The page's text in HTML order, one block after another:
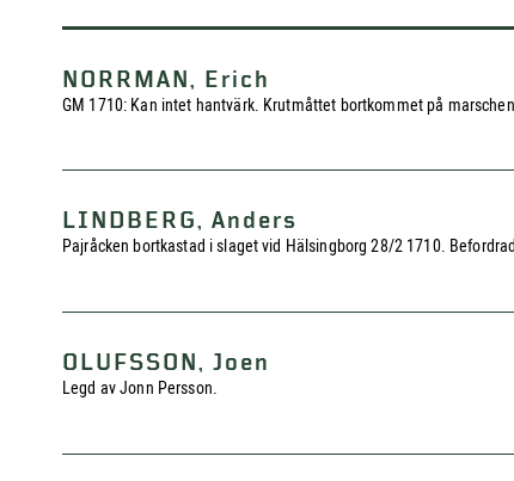
NORRMAN, Erich
GM 1710: Kan intet hantvärk. Krutmåttet bortkommet på marschen.
LINDBERG, Anders
Pajråcken bortkastad i slaget vid Hälsingborg 28/2 1710.
OLUFSSON, Joen
Legd av Jonn Persson.